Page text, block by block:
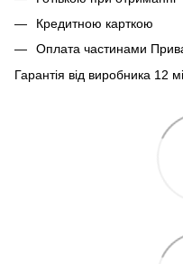
Кредитною карткою
Оплата частинами
Гарантія від виробника 12